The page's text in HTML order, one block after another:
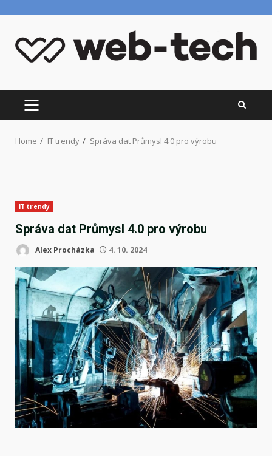
content
PRIMARY
MENU
Home IT trendy Správa dat Průmysl 4.0 pro výrobu
IT trendy
Správa dat Průmysl 4.0 pro výrobu
Alex Procházka 4. 10. 2024